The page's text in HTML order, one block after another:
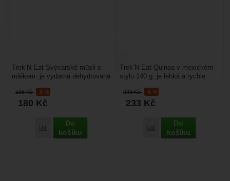
195Kč -8 %
180 Kč
Přidat 'Trek’N Eat Švýcarské müsli s mlékem' k porovnání
Do
košíku
Trek’N Eat Švýcarské müsli s
mlékem: je vydatná dehydrovaná
Je to müsli...
249Kč -6 %
233 Kč
Přidat 'Trek’N Eat
Do
košíku
Trek’N Eat Quinoa v mexickém
stylu 140 g: je lehká a rychle
vegetariány,...